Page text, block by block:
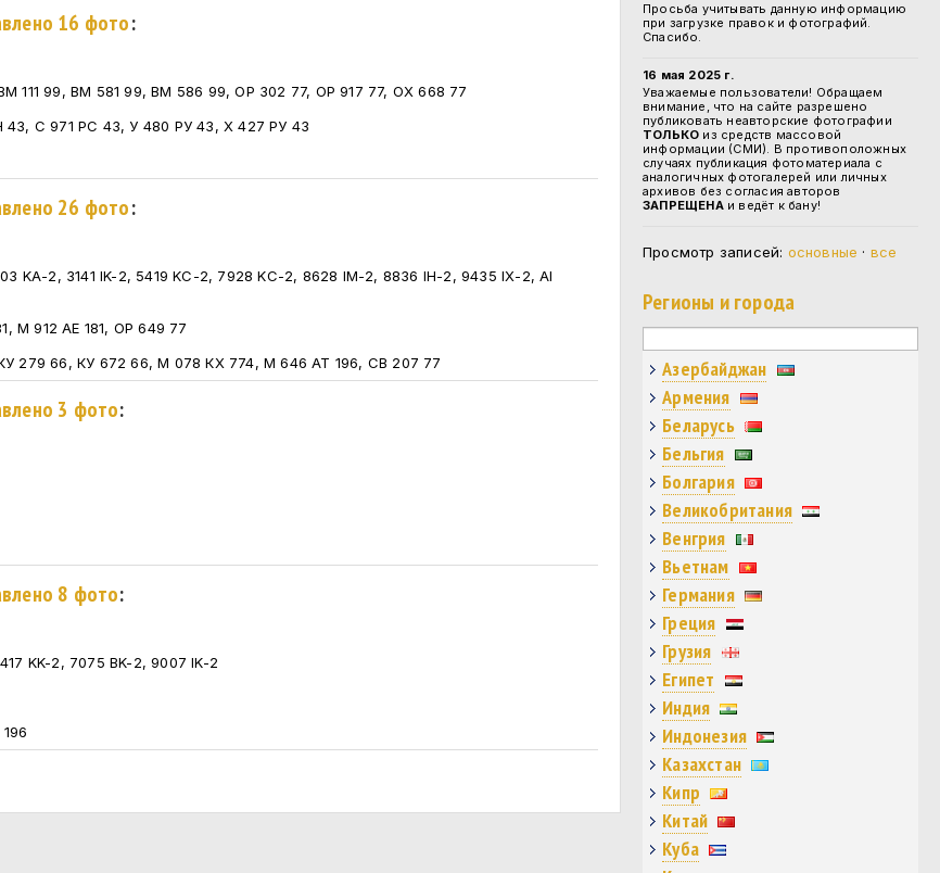
16 фото:
111 99, ВМ 581 99, ВМ 586 99, ОР 302 77, ОР 917 77, ОХ 668 77
С 971 РС 43, У 480 РУ 43, Х 427 РУ 43
26 фото:
KA-2, 3141 IK-2, 5419 KC-2, 7928 KC-2, 8628 IM-2, 8836 IH-2, 9435 IX-2, AI
М 912 АЕ 181, ОР 649 77
279 66, КУ 672 66, М 078 КХ 774, М 646 АТ 196, СВ 207 77
3 фото:
8 фото:
KK-2, 7075 BK-2, 9007 IK-2
Просьба учитывать данную информацию
при загрузке правок и фотографий.
Спасибо.
16 мая 2025 г.
Уважаемые пользователи! Обращаем
внимание, что на сайте разрешено
публиковать неавторские фотографии
ТОЛЬКО из средств массовой
информации (СМИ). В противоположных
случаях публикация фотоматериала с
аналогичных фотогалерей или личных
архивов без согласия авторов
ЗАПРЕЩЕНАи ведёт к бану!
Просмотр записей: основные · все
Регионы и города
Азербайджан
Армения
Беларусь
Бельгия
Болгария
Великобритания
Венгрия
Вьетнам
Германия
Греция
Грузия
Египет
Индия
Индонезия
Казахстан
Кипр
Китай
Куба